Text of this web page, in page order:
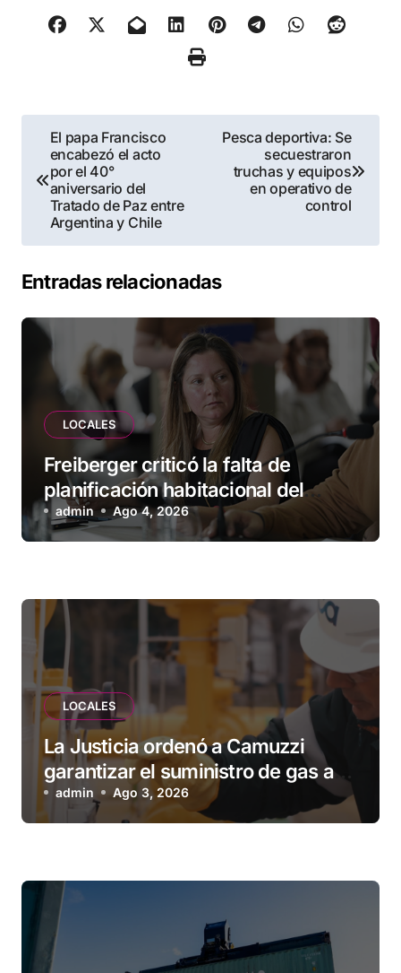
Navegación
de
entradas
El papa Francisco
encabezó el acto
por el 40°
aniversario del
Tratado de Paz entre
Argentina y Chile
Pesca deportiva: Se
secuestraron
truchas y equipos
en operativo de
control
Entradas relacionadas
LOCALES
Freiberger criticó la falta de
planificación habitacional del
Municipio: “Vuoto deja afuera a
vecinos que llevan más de 20 años
admin Ago 4, 2026
LOCALES
La Justicia ordenó a Camuzzi
garantizar el suministro de gas a
una familia de Tolhuin
admin Ago 3, 2026